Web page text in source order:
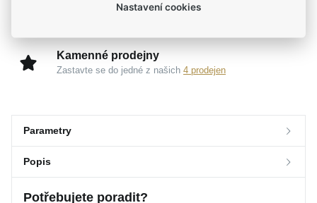
Certifikáty původu a kvality k vybraným šperkům
Kamenné prodejny
Zastavte se do jedné z našich 4 prodejen
Parametry
Parametry a specifikace
Značka
Popis
Potřebujete poradit?
Nastavení cookies